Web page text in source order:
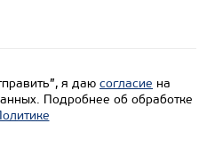
я даю согласие на
Подробнее об обработке